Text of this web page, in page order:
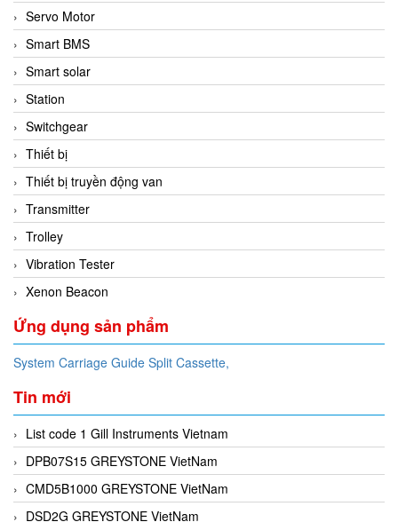
Servo Motor
Smart BMS
Smart solar
Station
Switchgear
Thiết bị
Thiết bị truyền động van
Transmitter
Trolley
Vibration Tester
Xenon Beacon
Ứng dụng sản phẩm
System Carriage Guide Split Cassette,
Tin mới
List code 1 Gill Instruments Vietnam
DPB07S15 GREYSTONE VietNam
CMD5B1000 GREYSTONE VietNam
DSD2G GREYSTONE VietNam